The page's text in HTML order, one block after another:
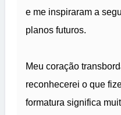
e me inspiraram a
planos futuros.
Meu coração
reconhecerei o que
formatura significa